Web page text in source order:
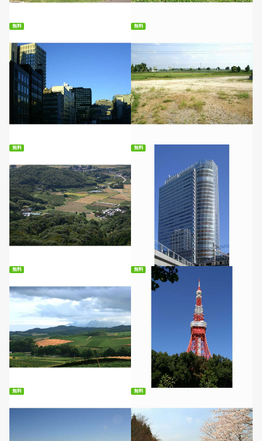
無料
無料ダウンロード
無料
無料ダウンロード
無料
無料ダウンロード
無料
無料ダウンロード
無料
無料ダウンロード
無料
無料ダウンロード
無料 無料